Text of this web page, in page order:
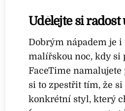
Udělejte si
Dobrým nápadem je i
malířskou noc, kdy si
FaceTime namalujete
si to zpestřit tím, že si
konkrétní styl, který